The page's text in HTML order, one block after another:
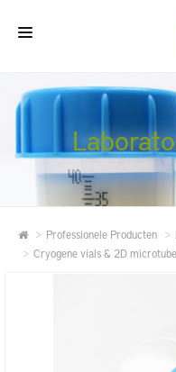
HOME
PROFESSIONELE
KWALITEIT
CONTACTProfessionele Producten
Cryogene vials & 2D